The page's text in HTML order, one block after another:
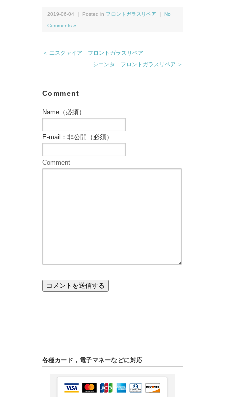
2019-06-04 ｜ Posted in フロントガラスリペア No
Comments »
＜ エスクァイア フロントガラスリペア
シエンタ フロントガラスリペア ＞
Comment
Name（必須）
E-mail：非公開（必須）
Comment
各種カード，電子マネーなどに対応